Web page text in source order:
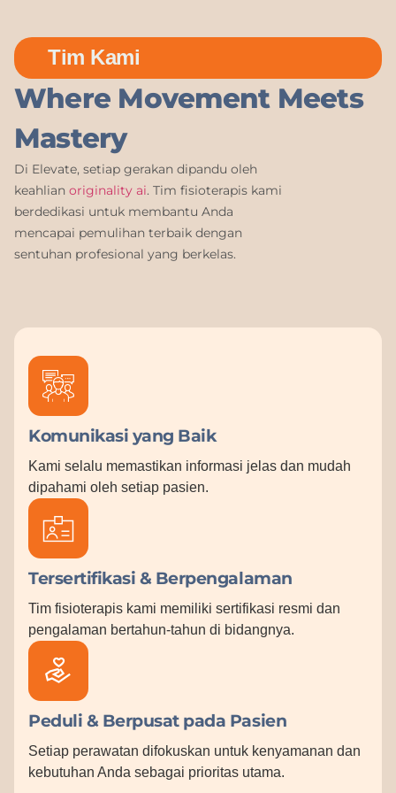
Tim Kami
Where Movement Meets
Mastery
Di Elevate, setiap gerakan dipandu oleh
keahlian originality ai. Tim fisioterapis kami
berdedikasi untuk membantu Anda
mencapai pemulihan terbaik dengan
sentuhan profesional yang berkelas.
Komunikasi yang Baik
Kami selalu memastikan informasi jelas dan mudah
dipahami oleh setiap pasien.
Tersertifikasi & Berpengalaman
Tim fisioterapis kami memiliki sertifikasi resmi dan
pengalaman bertahun-tahun di bidangnya.
Peduli & Berpusat pada Pasien
Setiap perawatan difokuskan untuk kenyamanan dan
kebutuhan Anda sebagai prioritas utama.